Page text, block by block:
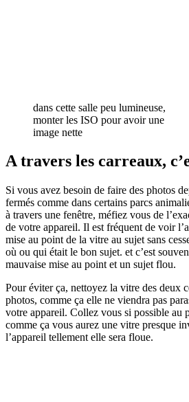
dans cette salle peu lumineuse,
monter les ISO pour avoir une
image nette
A travers les carreaux,
Si vous avez besoin de faire des photos
fermés comme dans certains parcs
à travers une fenêtre, méfiez vous de
de votre appareil. Il est fréquent de voir
mise au point de la vitre au sujet sans
où ou qui était le bon sujet. et c’est
mauvaise mise au point et un sujet flou.
Pour éviter ça, nettoyez la vitre des deux
photos, comme ça elle ne viendra pas
votre appareil. Collez vous si possible au
comme ça vous aurez une vitre presque
l’appareil tellement elle sera floue.